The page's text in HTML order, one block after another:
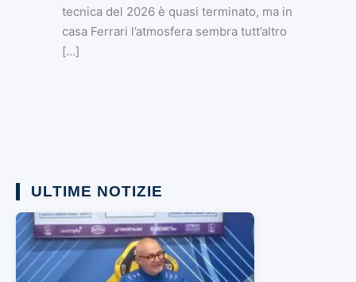
tecnica del 2026 è quasi terminato, ma in
casa Ferrari l’atmosfera sembra tutt’altro
[…]
ULTIME NOTIZIE